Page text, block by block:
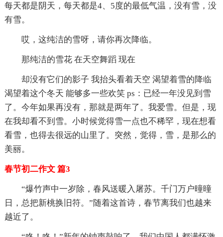
每天都是阴天，每天都是4、5度的最低气温，没有雪，没
有雪。
哎，这纯洁的雪呀，请你再次降临。
那纯洁的雪花 在天空舞蹈 现在
却没有它们的影子 我抬头看着天空 渴望着雪的降临
渴望着这个冬天 能够多一些欢笑 ps：已经一年没见到雪
了。今年如果再没有，那就是两年了。我爱雪。但是，现
在我却看不到雪。小时候觉得雪一点也不稀罕，现在想看
看雪，也得去很远的山里了。突然，觉得，雪，是那么的
美丽。
春节初二作文 篇3
“爆竹声中一岁除，春风送暖入屠苏。千门万户曈曈
日，总把新桃换旧符。”随着这首诗，春节离我们也越来
越近了。